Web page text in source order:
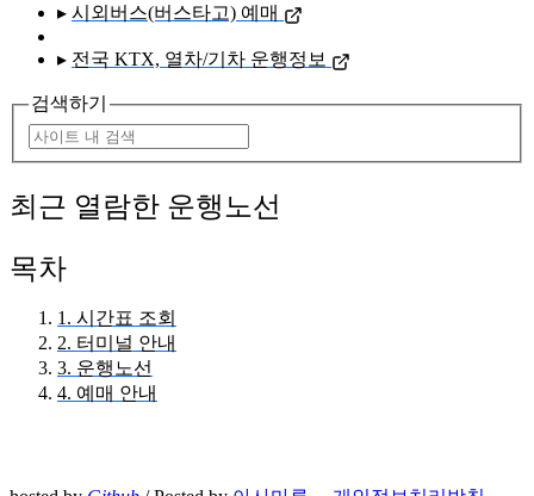
▸ 시외버스(버스타고) 예매
▸ 전국 KTX, 열차/기차 운행정보
검색하기
최근 열람한 운행노선
목차
1. 시간표 조회
2. 터미널 안내
3. 운행노선
4. 예매 안내